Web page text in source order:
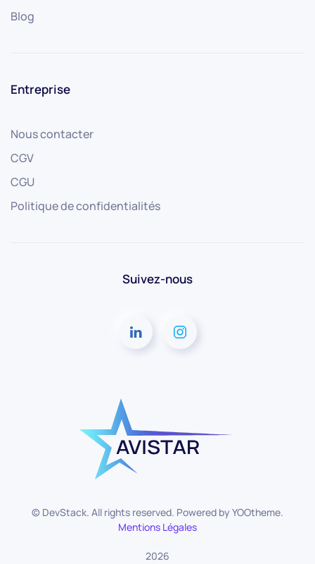
Blog
Entreprise
Nous contacter
CGV
CGU
Politique de confidentialités
Suivez-nous
© DevStack. All rights reserved. Powered by YOOtheme.
Mentions Légales
2026